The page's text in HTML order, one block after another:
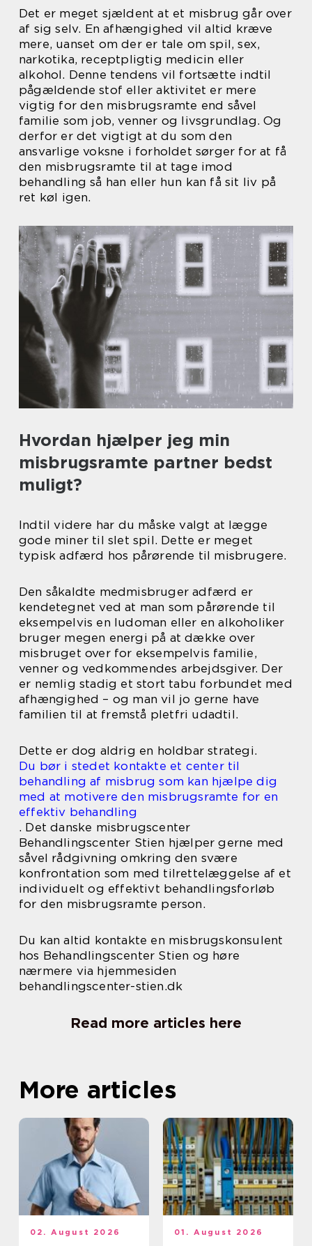
Det er meget sjældent at et misbrug går over
af sig selv. En afhængighed vil altid kræve
mere, uanset om der er tale om spil, sex,
narkotika, receptpligtig medicin eller
alkohol. Denne tendens vil fortsætte indtil
pågældende stof eller aktivitet er mere
vigtig for den misbrugsramte end såvel
familie som job, venner og livsgrundlag. Og
derfor er det vigtigt at du som den
ansvarlige voksne i forholdet sørger for at få
den misbrugsramte til at tage imod
behandling så han eller hun kan få sit liv på
ret køl igen.
Hvordan hjælper jeg min
misbrugsramte partner bedst
muligt?
Indtil videre har du måske valgt at lægge
gode miner til slet spil. Dette er meget
typisk adfærd hos pårørende til misbrugere.
Den såkaldte medmisbruger adfærd er
kendetegnet ved at man som pårørende til
eksempelvis en ludoman eller en alkoholiker
bruger megen energi på at dække over
misbruget over for eksempelvis familie,
venner og vedkommendes arbejdsgiver. Der
er nemlig stadig et stort tabu forbundet med
afhængighed – og man vil jo gerne have
familien til at fremstå pletfri udadtil.
Dette er dog aldrig en holdbar strategi.
Du bør i stedet kontakte et center til
behandling af misbrug som kan hjælpe dig
med at motivere den misbrugsramte for en
effektiv behandling
. Det danske misbrugscenter
Behandlingscenter Stien hjælper gerne med
såvel rådgivning omkring den svære
konfrontation som med tilrettelæggelse af et
individuelt og effektivt behandlingsforløb
for den misbrugsramte person.
Du kan altid kontakte en misbrugskonsulent
hos Behandlingscenter Stien og høre
nærmere via hjemmesiden
behandlingscenter-stien.dk
Read more articles here
More articles
02. August 2026 01. August 2026